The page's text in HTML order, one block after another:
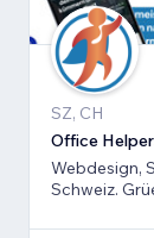
SZ, CH
Office
Webdesign, SEO, LLM für KMU aus
Schweiz.